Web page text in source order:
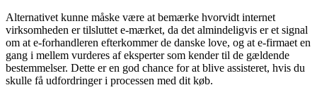
Alternativet kunne måske være at bemærke hvorvidt internet
virksomheden er tilsluttet e-mærket, da det almindeligvis er et signal
om at e-forhandleren efterkommer de danske love, og at e-firmaet en
gang i mellem vurderes af eksperter som kender til de gældende
bestemmelser. Dette er en god chance for at blive assisteret, hvis du
skulle få udfordringer i processen med dit køb.